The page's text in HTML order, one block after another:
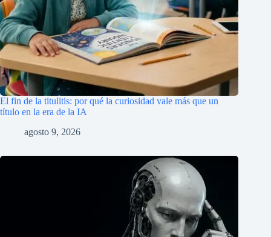
El fin de la titulitis: por qué la curiosidad vale más que un
título en la era de la IA
agosto 9, 2026